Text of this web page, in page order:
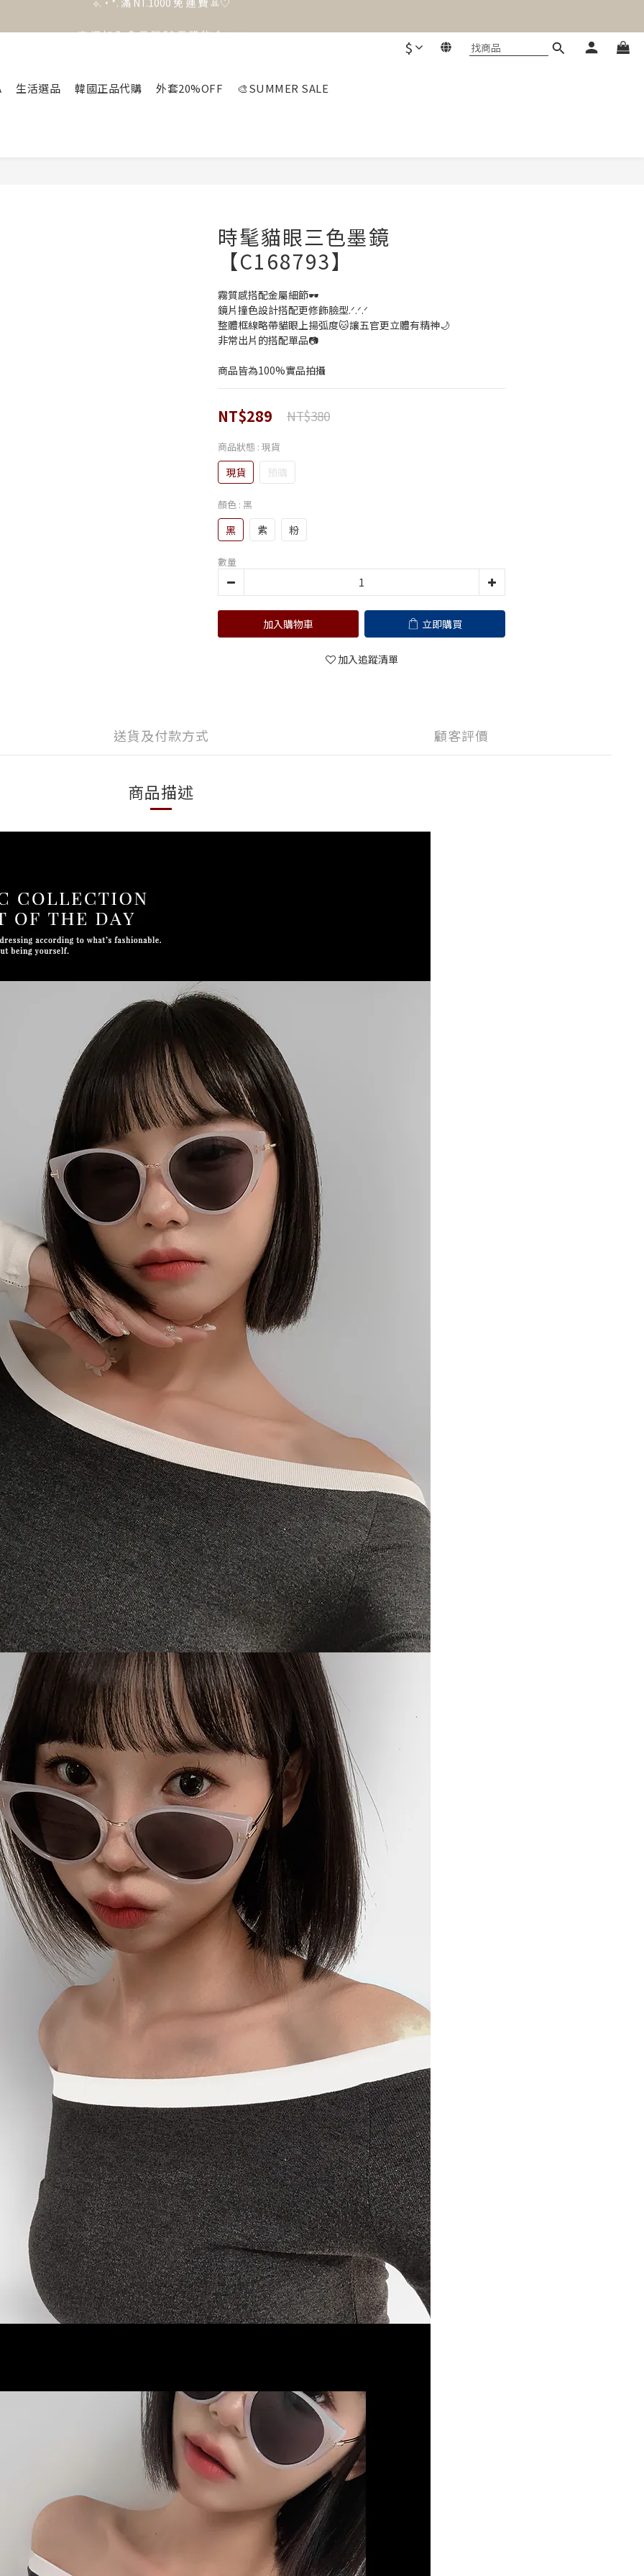
官 網 加 入 會 員 贈 50 元 購 物 金 .ᐟ.ᐟ.ᐟ
$
生活選品 韓國正品代購 外套20%OFF 🎨SUMMER SALE
時髦貓眼三色墨鏡
【C168793】
霧質感搭配金屬細節🕶️
鏡片撞色設計搭配更修飾臉型.ᐟ.ᐟ.ᐟ
整體框線略帶貓眼上揚弧度🐱讓五官更立體有精神🌙
非常出片的搭配單品📷
商品皆為100%實品拍攝
NT$289 NT$380
商品狀態 : 現貨
現貨 預購
顏色 : 黑
黑 紫 粉
數量
加入購物車 立即購買
加入追蹤清單
送貨及付款方式 顧客評價
商品描述